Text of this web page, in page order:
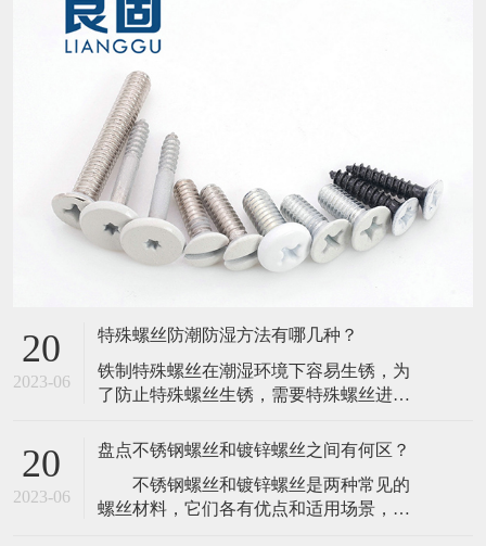
20
2023-06
特殊螺丝防潮防湿方法有哪几种？
​铁制特殊螺丝在潮湿环境下容易生锈，为
了防止特殊螺丝生锈，需要特殊螺丝进行
湿方法如下：(1)、振动机械，尽量用无溶
漆,如环氧尿烷(Epoxy-urethane)基或未变性
环氧(Epoxy-)基浸渍漆。​(3)、使用三聚氰醇
20
2023-06
盘点不锈钢螺丝和镀锌螺丝之间有何区？
​ 不锈钢螺丝和镀锌螺丝是两种常见的
螺丝材料，它们各有优点和适用场景，在